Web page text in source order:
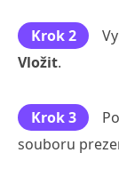
Krok 2
Vložit.
Krok 3
souboru